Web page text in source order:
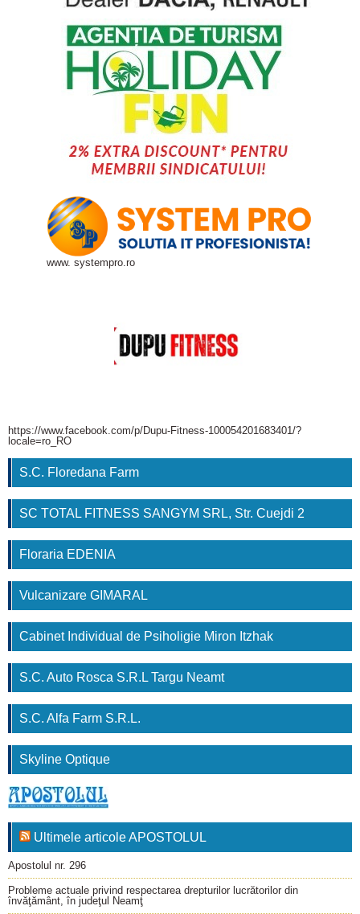
www. systempro.ro
https://www.facebook.com/p/Dupu-Fitness-100054201683401/?
locale=ro_RO
S.C. Floredana Farm
SC TOTAL FITNESS SANGYM SRL, Str. Cuejdi 2
Floraria EDENIA
Vulcanizare GIMARAL
Cabinet Individual de Psiholigie Miron Itzhak
S.C. Auto Rosca S.R.L Targu Neamt
S.C. Alfa Farm S.R.L.
Skyline Optique
Ultimele articole APOSTOLUL
Apostolul nr. 296
Probleme actuale privind respectarea drepturilor lucrătorilor din
învăţământ, în judeţul Neamţ